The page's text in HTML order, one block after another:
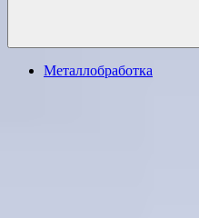
Металлобработка